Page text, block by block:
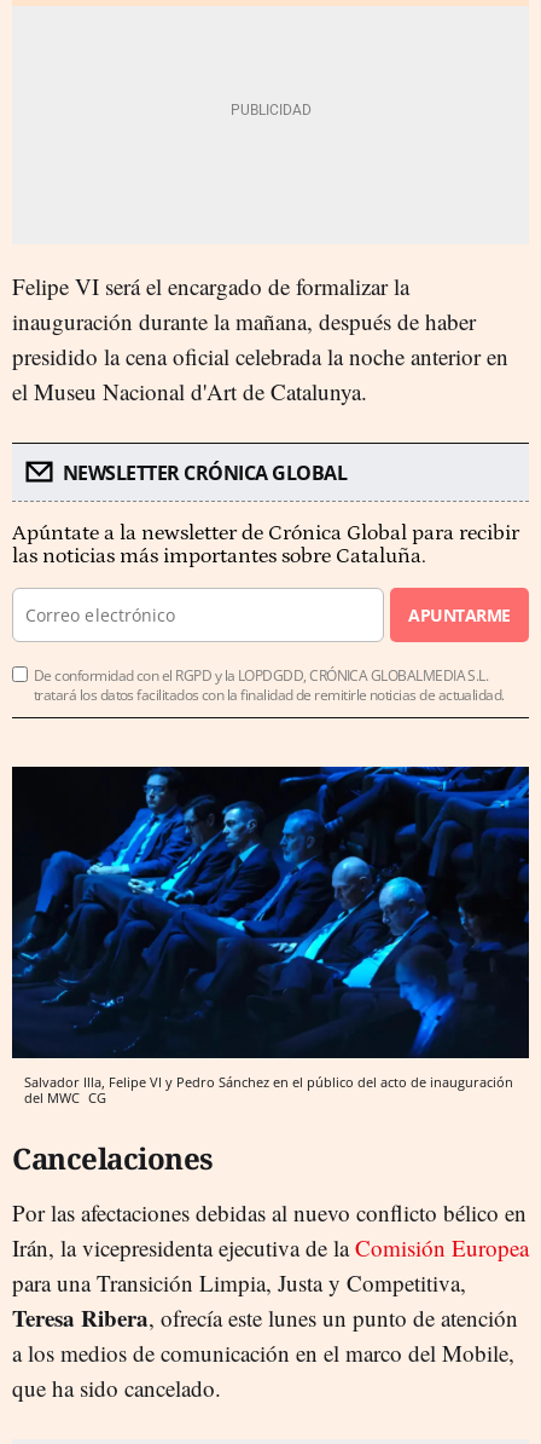
Felipe VI será el encargado de formalizar la
inauguración durante la mañana, después de haber
presidido la cena oficial celebrada la noche anterior en
el Museu Nacional d'Art de Catalunya.
NEWSLETTER CRÓNICA GLOBAL
Apúntate a la newsletter de Crónica Global para recibir
las noticias más importantes sobre Cataluña.
APUNTARME
De conformidad con el RGPD y la LOPDGDD, CRÓNICA GLOBALMEDIA S.L.
tratará los datos facilitados con la finalidad de remitirle noticias de actualidad.
Salvador Illa, Felipe VI y Pedro Sánchez en el público del acto de inauguración
del MWC CG
Cancelaciones
Por las afectaciones debidas al nuevo conflicto bélico en
Irán, la vicepresidenta ejecutiva de laComisión Europea
para una Transición Limpia, Justa y Competitiva,
Teresa Ribera, ofrecía este lunes un punto de atención
a los medios de comunicación en el marco del Mobile,
que ha sido cancelado.